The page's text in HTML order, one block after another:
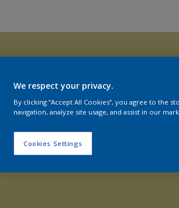
We respect your privacy.
By clicking “Accept All Cookies”, you agree to the
navigation, analyze site usage, and assist in our
Cookies Settings